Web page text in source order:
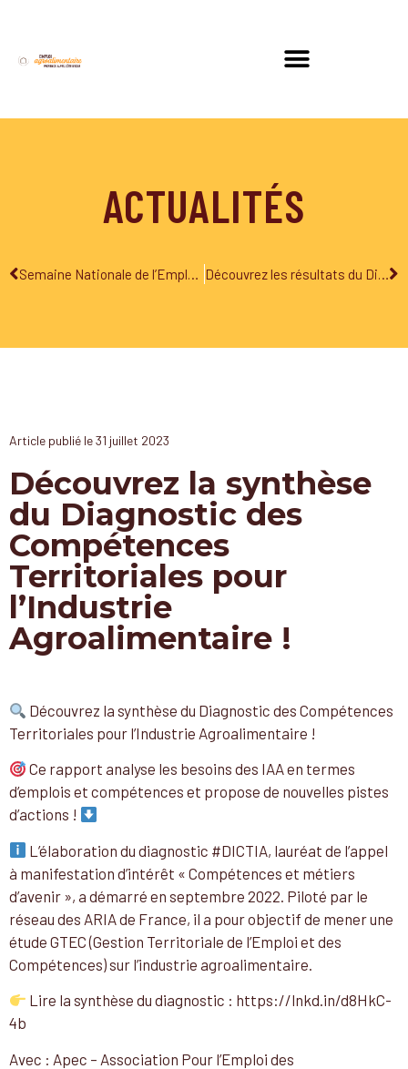
ACTUALITÉS
Semaine Nationale de l’Emploi Agroalimentaire du 6 au 10 novembre Découvrez les résultats du Diagnostic des Compétences Territoriales pour l’Industrie Agroalimentaire !
Article publié le31 juillet 2023
Découvrez la synthèse
du Diagnostic des
Compétences
Territoriales pour
l’Industrie
Agroalimentaire !
Découvrez la synthèse du Diagnostic des Compétences
Territoriales pour l’Industrie Agroalimentaire !
Ce rapport analyse les besoins des IAA en termes
d’emplois et compétences et propose de nouvelles pistes
d’actions !
L’élaboration du diagnostic #DICTIA, lauréat de l’appel
à manifestation d’intérêt « Compétences et métiers
d’avenir », a démarré en septembre 2022. Piloté par le
réseau des ARIA de France, il a pour objectif de mener une
étude GTEC (Gestion Territoriale de l’Emploi et des
Compétences) sur l’industrie agroalimentaire.
Lire la synthèse du diagnostic : https://lnkd.in/d8HkC-
4b
Avec : Apec – Association Pour l’Emploi des